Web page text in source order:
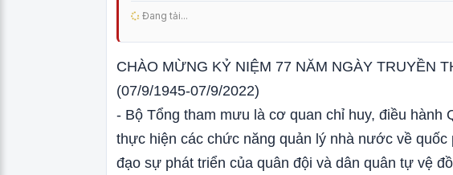
Đang tải...
CHÀO MỪNG KỶ NIỆM 77 NĂM NGÀY TRUYỀN
(07/9/1945-07/9/2022)
- Bộ Tổng tham mưu là cơ quan chỉ huy, điều hành
thực hiện các chức năng quản lý nhà nước về
đạo sự phát triển của quân đội và dân quân tự vệ